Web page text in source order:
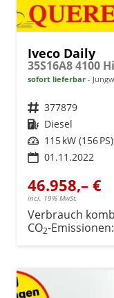
Iveco Daily
35S16A8 4100
sofort lieferbar
Fahrzeugnr. 377879
Kraftstoff Diesel
Leistung 115 kW (156 PS)
01.11.2022
46.958,– €
incl. 19% MwSt.
Verbrauch
CO2-Emissionen: